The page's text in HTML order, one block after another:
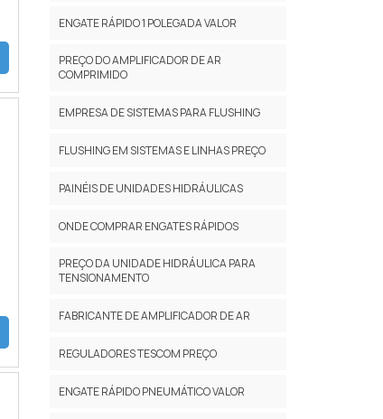
ENGATE RÁPIDO 1 POLEGADA VALOR
PREÇO DO AMPLIFICADOR DE AR
COMPRIMIDO
EMPRESA DE SISTEMAS PARA FLUSHING
FLUSHING EM SISTEMAS E LINHAS PREÇO
PAINÉIS DE UNIDADES HIDRÁULICAS
ONDE COMPRAR ENGATES RÁPIDOS
PREÇO DA UNIDADE HIDRÁULICA PARA
TENSIONAMENTO
FABRICANTE DE AMPLIFICADOR DE AR
REGULADORES TESCOM PREÇO
ENGATE RÁPIDO PNEUMÁTICO VALOR